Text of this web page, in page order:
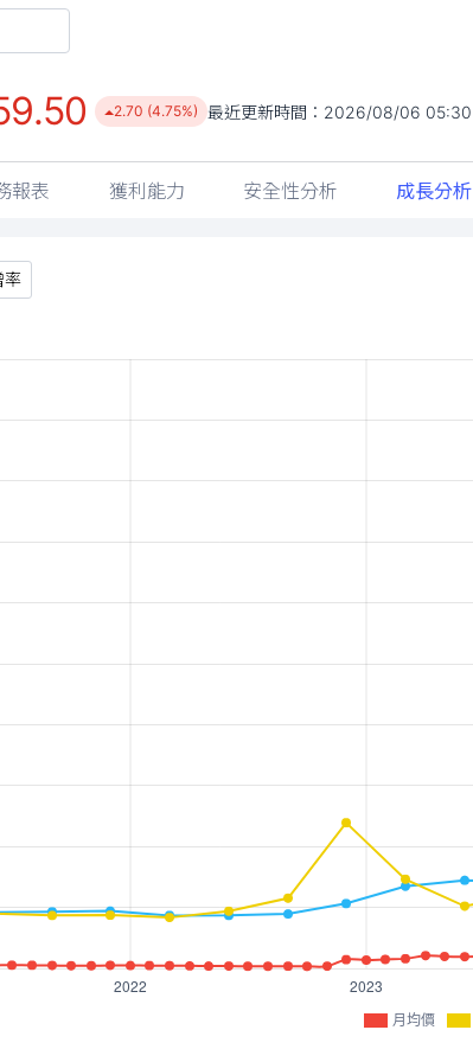
2.70 (4.75%) 最近更新時間： 2026/08/06 05:30
報表 獲利能力 安全性分析 成長分析
率
月均價